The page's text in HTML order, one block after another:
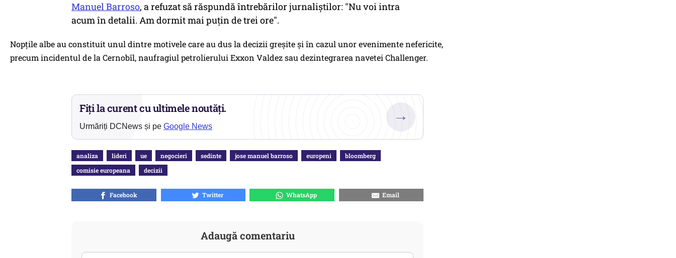
Manuel Barroso, a refuzat să răspundă întrebărilor jurnaliștilor: "Nu voi intra
acum în detalii. Am dormit mai puţin de trei ore".
Nopțile albe au constituit unul dintre motivele care au dus la decizii greșite și în cazul unor evenimente nefericite,
precum incidentul de la Cernobîl, naufragiul petrolierului Exxon Valdez sau dezintegrarea navetei Challenger.
Fiți la curent cu ultimele noutăți.
Urmăriți DCNews și pe Google News
→
analiza lideri ue negocieri sedinte jose manuel barroso europeni
bloomberg
comisie europeana
decizii
Facebook Twitter WhatsApp Email
Adaugă comentariu